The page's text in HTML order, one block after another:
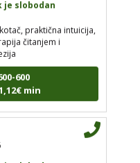
/ Kod 36
je slobodan
kotač, praktična
(terapija
radiestezija
600
min
praktična intuicija,
čitanjem i
600
min
slobodan